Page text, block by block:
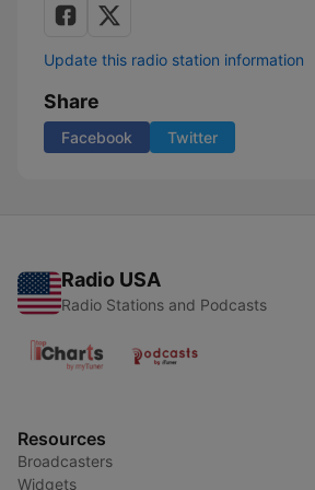
Update this radio station information
Share
Facebook Twitter
Radio USA
Radio Stations and Podcasts
Resources
Broadcasters
Widgets